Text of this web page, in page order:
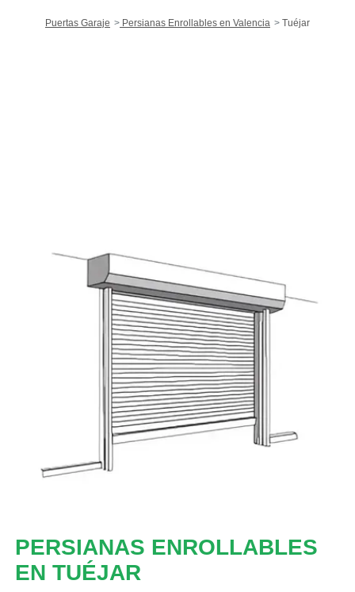
Puertas Garaje Persianas Enrollables en Valencia Tuéjar
PERSIANAS ENROLLABLES
EN TUÉJAR